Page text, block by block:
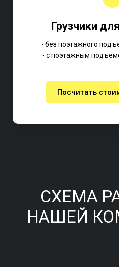
Грузчики
- без поэтажного
- с поэтажным
Посчитать
СХЕМА
НАШЕЙ